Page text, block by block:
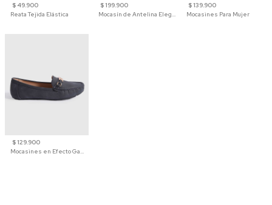
$ 49.900
Reata Tejida Elástica
$ 199.900
Mocasín de Antelina Elegante con Suela de Contraste Para Hombre
$ 139.900
Mocasines Para Mujer
$ 129.900
Mocasines en Efecto Gamuzado Para Mujer